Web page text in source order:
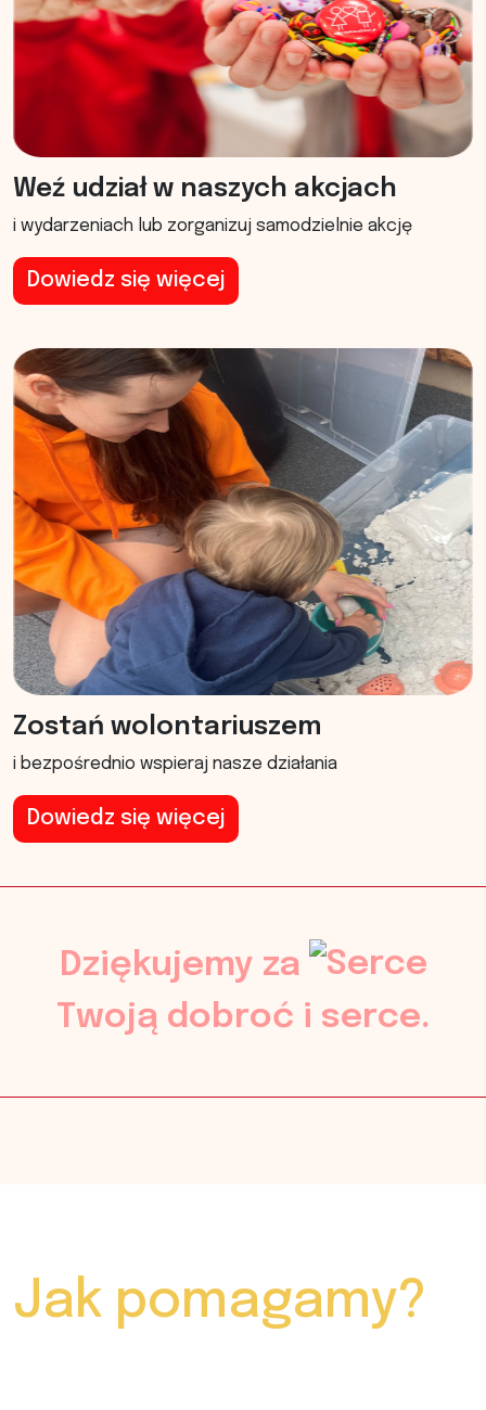
Weź udział w naszych akcjach
i wydarzeniach lub zorganizuj samodzielnie akcję
Dowiedz się więcej
Zostań wolontariuszem
i bezpośrednio wspieraj nasze działania
Dowiedz się więcej
Dziękujemy za
Twoją dobroć i serce.
Jak pomagamy?